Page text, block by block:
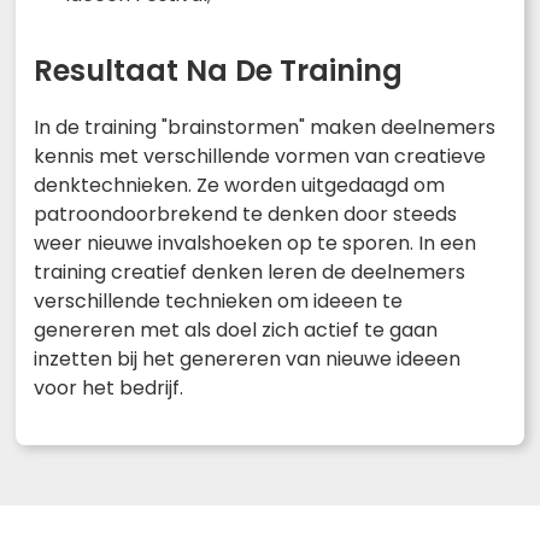
Resultaat Na De Training
In de training "brainstormen" maken deelnemers
kennis met verschillende vormen van creatieve
denktechnieken. Ze worden uitgedaagd om
patroondoorbrekend te denken door steeds
weer nieuwe invalshoeken op te sporen. In een
training creatief denken leren de deelnemers
verschillende technieken om ideeen te
genereren met als doel zich actief te gaan
inzetten bij het genereren van nieuwe ideeen
voor het bedrijf.